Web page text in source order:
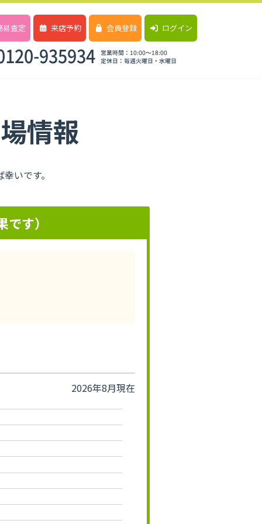
易査定 来店予約 会員登録 ログイン
情報
いです。
す）
2026年8月現在